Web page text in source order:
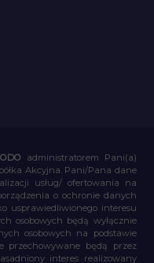
administratorem Pani(a)
Akcyjna. Pani/Pana dane
usług/ ofertowania na
o ochronie danych
usprawiedliwionego interesu
osobowych będą wyłącznie
osobowych na podstawie
przechowywane będą przez
interes realizowany